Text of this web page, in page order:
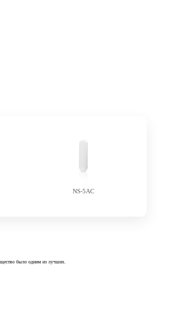
NS-5AC
было одним из лучших.